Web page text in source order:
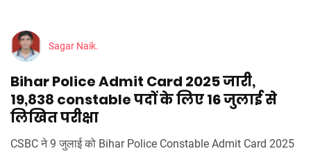
Sagar Naik.
Bihar Police Admit Card 2025 जारी,
19,838 constable पदों के लिए 16 जुलाई से
लिखित परीक्षा
CSBC ने 9 जुलाई को Bihar Police Constable Admit Card 2025